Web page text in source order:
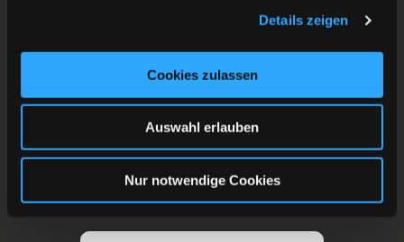
Details zeigen
Cookies zulassen
Auswahl erlauben
Nur notwendige Cookies